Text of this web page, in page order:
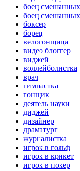
боец
боец
боксер
борец
велогонщица
видео блоггер
виджей
воллейболистка
врач
гимнастка
гонщик
деятель науки
диджей
дизайнер
драматург
журналистка
игрок в гольф
игрок в крикет
игрок в покер